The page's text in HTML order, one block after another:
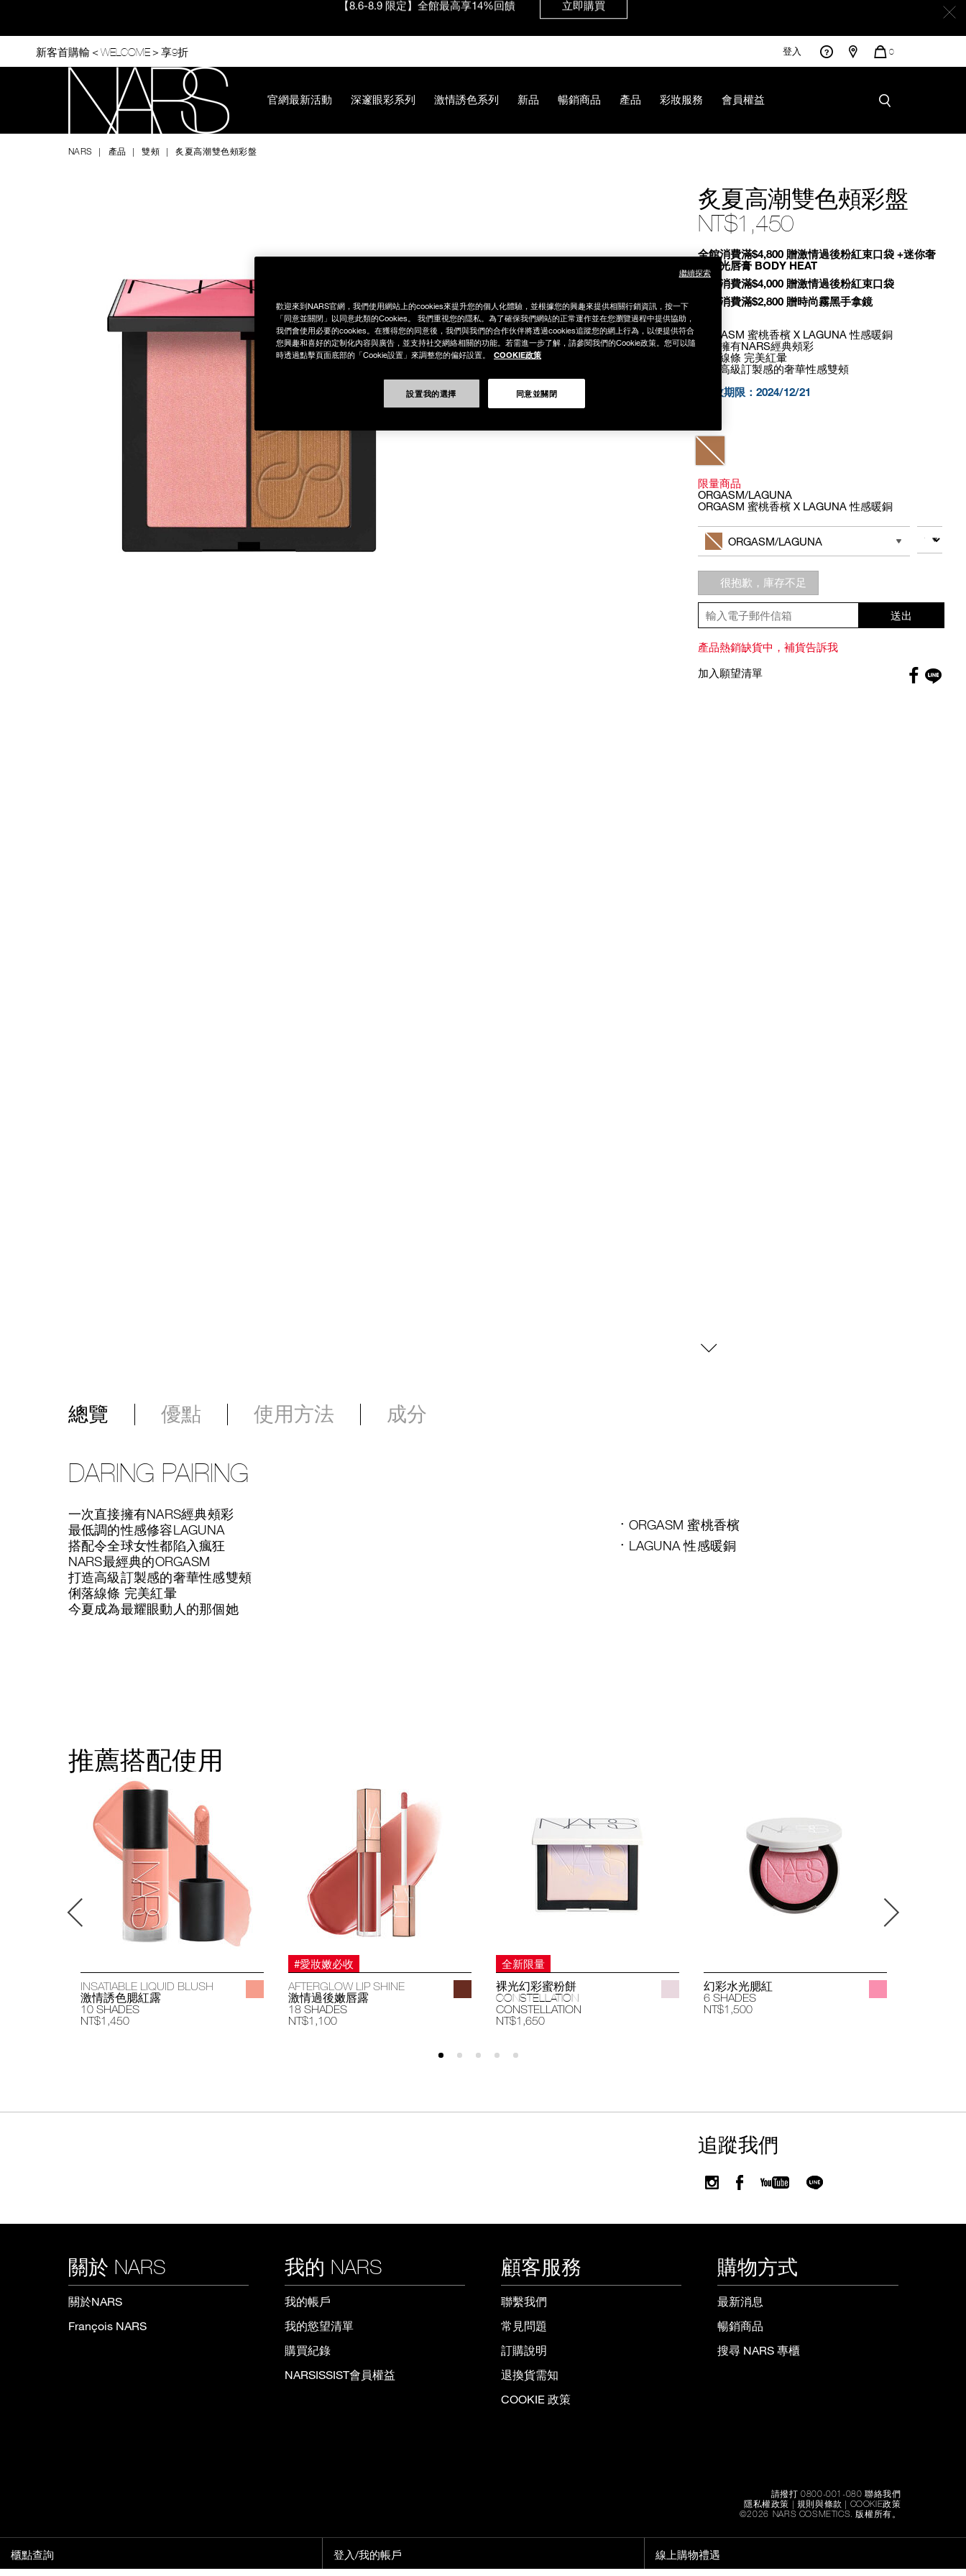
content
【8/3-8/10限定】限時輸碼贈迷你腮紅露 立即購買
新客首購輸＜WELCOME＞享9折 登入
您
0
官網最新活動 深邃眼彩系列 激情誘色系列 新品 暢銷商品 產品 彩妝服務 會員權益
NARS 產品 雙頰 炙夏高潮雙色頰彩盤
炙夏高潮雙色頰彩盤
NT$1,450
Promotions
全館消費滿$4,800 贈激情過後粉紅束口袋 +迷你奢
慾緞光唇膏 BODY HEAT
全館消費滿$4,000 贈激情過後粉紅束口袋
全館消費滿$2,800 贈時尚霧黑手拿鏡
ORGASM 蜜桃香檳 X LAGUNA 性感暖銅
一次擁有NARS經典頰彩
俐落線條 完美紅暈
打造高級訂製感的奢華性感雙頰
*有效期限：2024/12/21
Variations
限量商品
ORGASM/LAGUNA
ORGASM 蜜桃香檳 X LAGUNA 性感暖銅
to
cart
options
Actions
其他色系
ORGASM/LAGUNA
數量
很抱歉，庫存不足
送出
產品熱銷缺貨中，補貨告訴我
加入願望清單
總覽 優點 使用方法 成分
DARING PAIRING
一次直接擁有NARS經典頰彩
最低調的性感修容LAGUNA
搭配令全球女性都陷入瘋狂
NARS最經典的ORGASM
打造高級訂製感的奢華性感雙頰
俐落線條 完美紅暈
今夏成為最耀眼動人的那個她
ORGASM 蜜桃香檳
LAGUNA 性感暖銅
推薦搭配使用
INSATIABLE LIQUID BLUSH
激情誘色腮紅露
10 SHADES
NT$1,450
#愛妝嫩必收
AFTERGLOW LIP SHINE
激情過後嫩唇露
18 SHADES
NT$1,100
全新限量
裸光幻彩蜜粉餅
CONSTELLATION
CONSTELLATION
NT$1,650
幻彩水光腮紅
6 SHADES
NT$1,500
追蹤我們
關於 NARS
關於NARS
François NARS
我的 NARS
我的帳戶
我的慾望清單
購買紀錄
NARSISSIST會員權益
顧客服務
聯繫我們
常見問題
訂購說明
退換貨需知
COOKIE 政策
購物方式
最新消息
暢銷商品
搜尋 NARS 專櫃
請撥打 0800-001-080 聯絡我們
隱私權政策 | 規則與條款 | COOKIE政策
©2026 NARS COSMETICS. 版權所有。
櫃點查詢 登入/我的帳戶 線上購物禮遇
歡迎來到NARS官網，我們使用網站上的cookies來提升您的個人化體驗，並根據您的興趣來提供相關行銷資訊，按一下
「同意並關閉」以同意此類的Cookies。 我們重視您的隱私。為了確保我們網站的正常運作並在您瀏覽過程中提供協助，
我們會使用必要的cookies。在獲得您的同意後，我們與我們的合作伙伴將透過cookies追蹤您的網上行為，以便提供符合
您興趣和喜好的定制化內容與廣告，並支持社交網絡相關的功能。若需進一步了解，請參閱我們的Cookie政策。您可以隨
時透過點擊頁面底部的「Cookie設置」來調整您的偏好設置。
COOKIE政策
設置我的選擇 同意並關閉
繼續探索